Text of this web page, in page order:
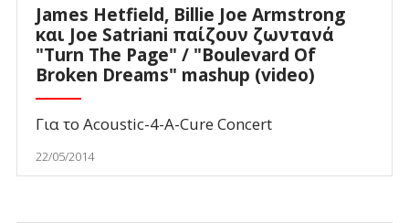
James Hetfield, Billie Joe Armstrong
και Joe Satriani παίζουν ζωντανά
"Turn The Page" / "Boulevard Of
Broken Dreams" mashup (video)
Για το Acoustic-4-A-Cure Concert
22/05/2014